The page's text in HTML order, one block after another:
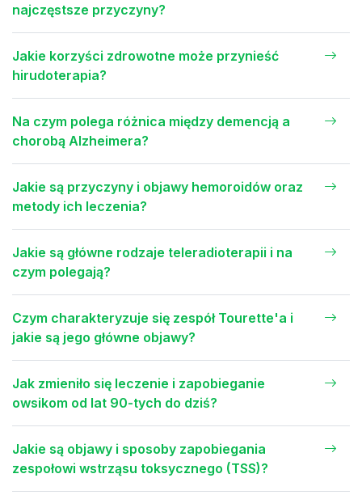
najczęstsze przyczyny?
Jakie korzyści zdrowotne może przynieść
hirudoterapia?
Na czym polega różnica między demencją a
chorobą Alzheimera?
Jakie są przyczyny i objawy hemoroidów oraz
metody ich leczenia?
Jakie są główne rodzaje teleradioterapii i na
czym polegają?
Czym charakteryzuje się zespół Tourette'a i
jakie są jego główne objawy?
Jak zmieniło się leczenie i zapobieganie
owsikom od lat 90-tych do dziś?
Jakie są objawy i sposoby zapobiegania
zespołowi wstrząsu toksycznego (TSS)?